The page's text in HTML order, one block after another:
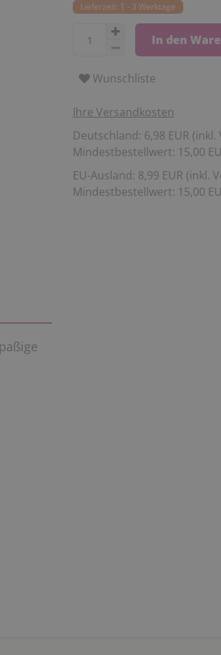
Lieferzeit: 1 - 3 Werktage
In den
Wunschliste
Ihre Versandkosten
Deutschland: 6,98 EUR
Mindestbestellwert: 15,00
EU-Ausland: 8,99 EUR (inkl.
Mindestbestellwert: 15,00